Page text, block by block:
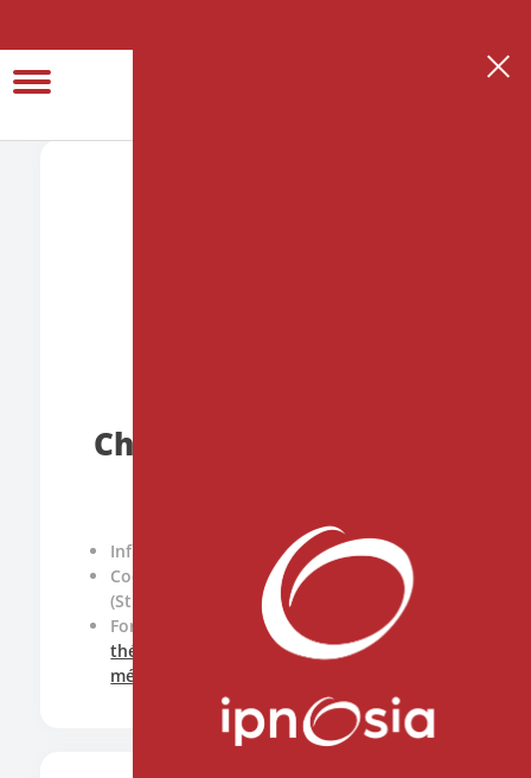
Christine
Infirmière ressource douleur
Coordinatrice de l’école EURIDOL
(Strasbourg)
Formatrice pour laformation hypnose
thérapeutique
hypnothérapieet
médicale